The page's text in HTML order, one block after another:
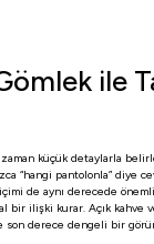
ile
küçük detaylarla
“hangi pantolonla” diye
de aynı derecede
bir ilişki kurar. Açık kahve
son derece dengeli bir